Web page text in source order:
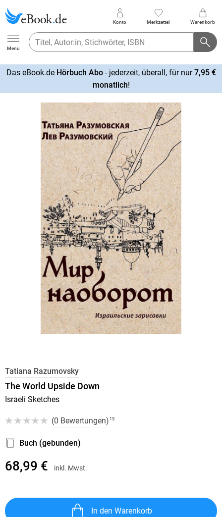
Ebook.de
Menu
Konto Merkzettel Warenkorb
Das eBook.de Hörbuch Abo- jederzeit, überall, für nur7,95 €
monatlich!
Tatiana Razumovsky
The World Upside Down
Israeli Sketches
(0 Bewertungen) 15
Buch (gebunden)
68,99 € inkl. Mwst.
In den Warenkorb